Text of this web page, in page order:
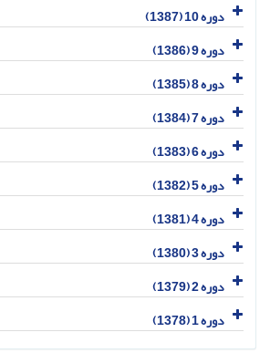
دوره 10 (1387)
دوره 9 (1386)
دوره 8 (1385)
دوره 7 (1384)
دوره 6 (1383)
دوره 5 (1382)
دوره 4 (1381)
دوره 3 (1380)
دوره 2 (1379)
دوره 1 (1378)